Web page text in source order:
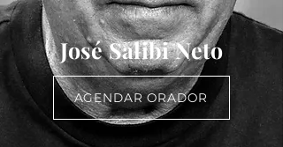
José Salibi Neto
AGENDAR ORADOR